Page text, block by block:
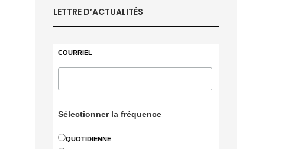
LETTRE D’ACTUALITÉS
COURRIEL
Sélectionner la fréquence
QUOTIDIENNE